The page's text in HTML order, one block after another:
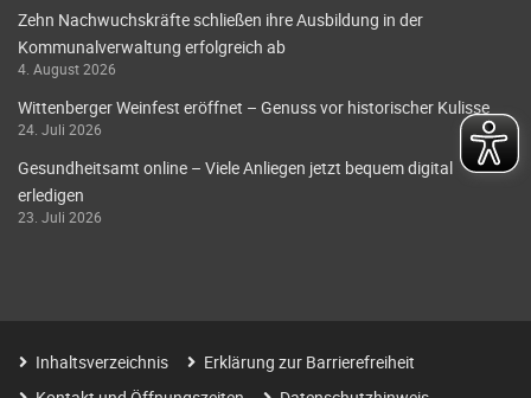
Zehn Nachwuchskräfte schließen ihre Ausbildung in der
Kommunalverwaltung erfolgreich ab
4. August 2026
Wittenberger Weinfest eröffnet – Genuss vor historischer Kulisse
24. Juli 2026
Gesundheitsamt online – Viele Anliegen jetzt bequem digital
erledigen
23. Juli 2026
Inhaltsverzeichnis
Erklärung zur Barrierefreiheit